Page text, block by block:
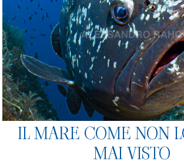
IL MARE COME NON
MAI VISTO